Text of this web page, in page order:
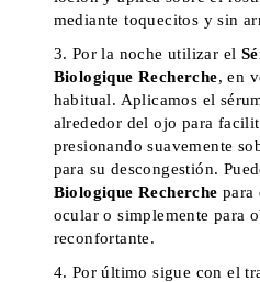
mediante toquecitos y sin
Por la noche utilizar el
Biologique Recherche, en
habitual. Aplicamos el
alrededor del ojo para
presionando suavemente
para su descongestión.
Biologique Recherche para
ocular o simplemente para
reconfortante.
Por último sigue con el